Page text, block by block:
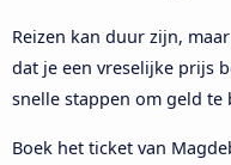
Reizen kan duur zijn,
dat je een vreselijke prijs
snelle stappen om geld te
Boek het ticket van